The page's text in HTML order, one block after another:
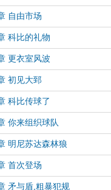
自由市场
科比的礼物
更衣室风波
初见大郅
科比传球了
你来组织球队
明尼苏达森林狼
首次登场
矛与盾,粗暴犯规